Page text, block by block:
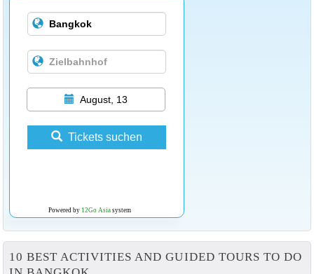
August, 13
Tickets suchen
Powered by 12Go Asiasystem
10 BEST ACTIVITIES AND GUIDED TOURS TO DO